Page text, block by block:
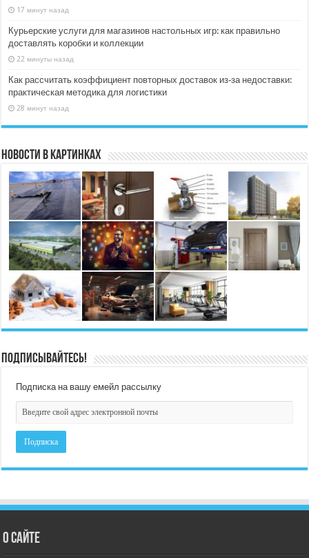
17 минут назад
Курьерские услуги для магазинов настольных игр: как правильно
доставлять коробки и коллекции
22 минуты назад
Как рассчитать коэффициент повторных доставок из‑за недоставки:
практическая методика для логистики
28 минут назад
Новости в картинках
Подписывайтесь!
Подписка на вашу емейл рассылку
О сайте